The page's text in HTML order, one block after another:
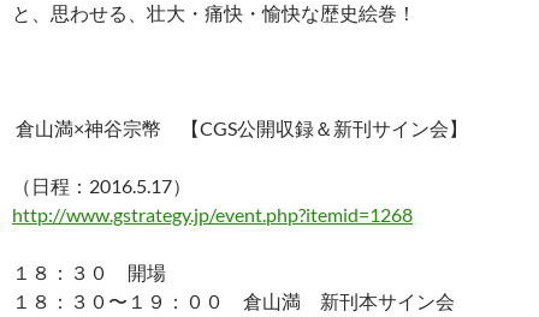
と、思わせる、壮大・痛快・愉快な歴史絵巻！
倉山満×神谷宗幣 【CGS公開収録＆新刊サイン会】
（日程：2016.5.17）
http://www.gstrategy.jp/event.php?itemid=1268
１８：３０ 開場
１８：３０〜１９：００ 倉山満 新刊本サイン会